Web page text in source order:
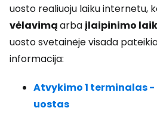
uosto realiuoju laiku internetu,
vėlavimąarbaįlaipinimo
uosto svetainėje visada
informacija:
Atvykimo 1 terminalas -
uostas